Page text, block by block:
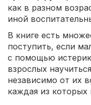
как в разном
иной
В книге есть
поступить, если
с помощью
взрослых
независимо от их
каждая из которых